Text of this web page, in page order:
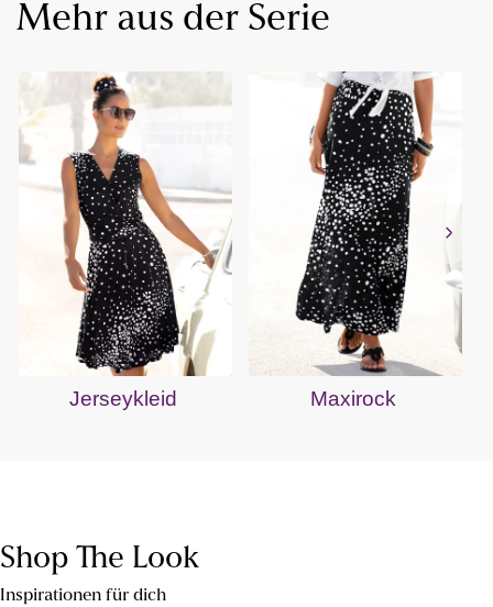
Mehr aus der Serie
Jerseykleid Maxirock
Shop The Look
Inspirationen für dich